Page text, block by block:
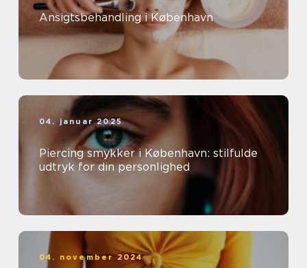
Ansigtsbehandling i København
04. januar 2025
Piercing smykker i København: stilfulde
udtryk for din personlighed
04. november 2024